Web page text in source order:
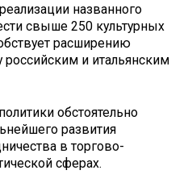
названного
свыше 250 культурных
расширению
и итальянским
обстоятельно
развития
в торгово-
сферах.